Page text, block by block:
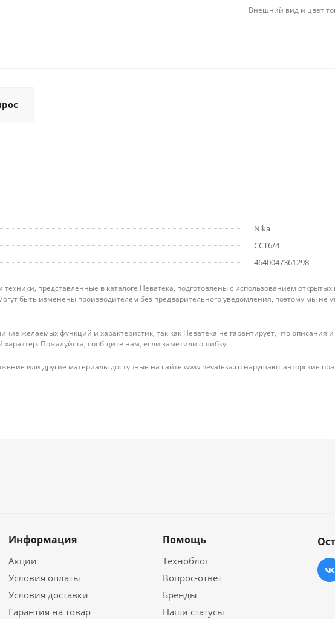
Внешний вид и цвет
Nika
ССТ6/4
4640047361298
представленные в каталоге Неватека, подготовлены с использованием
быть изменены производителем без предварительного уведомления, поэтому мы
желаемых функций и характеристик, так как Неватека не гарантирует, что
Пожалуйста, сообщите нам, если заметили ошибку.
или другие материалы доступные на сайте www.nevateka.ru нарушают авторские
Информация
Акции
Условия оплаты
Условия доставки
Гарантия на товар
Помощь
Техноблог
Вопрос-ответ
Бренды
Наши статусы